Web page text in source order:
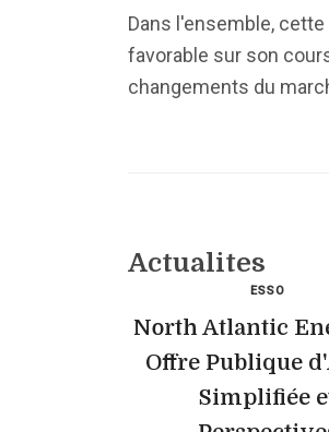
Dans l'ensemble,
favorable sur son
changements du
Actualites
ESSO
North Atlantic
Offre Publique
Simplifiée